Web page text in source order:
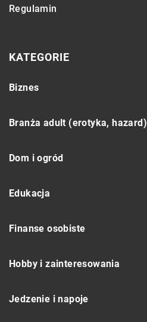
Regulamin
KATEGORIE
Biznes
Branża adult (erotyka, hazard)
Dom i ogród
Edukacja
Finanse osobiste
Hobby i zainteresowania
Jedzenie i napoje